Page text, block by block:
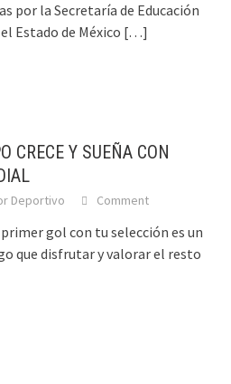
por la Secretaría de Educación
Estado de México […]
CRECE Y SUEÑA CON
Deportivo Comment
gol con tu selección es un
que disfrutar y valorar el resto